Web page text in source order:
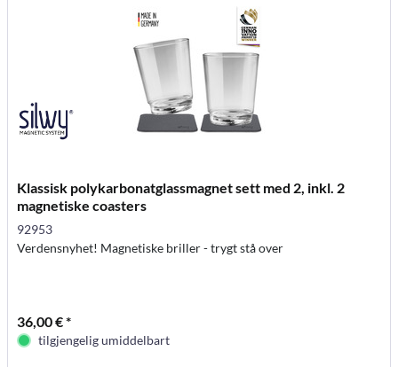
Klassisk polykarbonatglassmagnet sett med 2, inkl. 2
magnetiske coasters
92953
Verdensnyhet! Magnetiske briller - trygt stå over
36,00 € *
tilgjengelig umiddelbart